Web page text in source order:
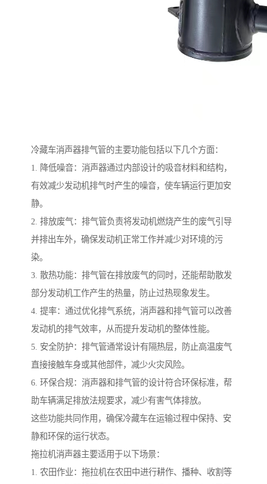
冷藏车消声器排气管的主要功能包括以下几个方面：
1. 降低噪音：消声器通过内部设计的吸音材料和结构，
有效减少发动机排气时产生的噪音，使车辆运行更加安
静。
2. 排放废气：排气管负责将发动机燃烧产生的废气引导
并排出车外，确保发动机正常工作并减少对环境的污
染。
3. 散热功能：排气管在排放废气的同时，还能帮助散发
部分发动机工作产生的热量，防止过热现象发生。
4. 提率：通过优化排气系统，消声器和排气管可以改善
发动机的排气效率，从而提升发动机的整体性能。
5. 安全防护：排气管通常设计有隔热层，防止高温废气
直接接触车身或其他部件，减少火灾风险。
6. 环保合规：消声器和排气管的设计符合环保标准，帮
助车辆满足排放法规要求，减少有害气体排放。
这些功能共同作用，确保冷藏车在运输过程中保持、安
静和环保的运行状态。
拖拉机消声器主要适用于以下场景：
1. 农田作业：拖拉机在农田中进行耕作、播种、收割等